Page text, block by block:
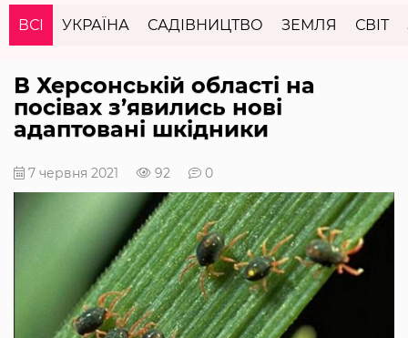
ВСІ УКРАЇНА САДІВНИЦТВО ЗЕМЛЯ СВІТ
В Херсонській області на
посівах з’явились нові
адаптовані шкідники
7 червня 2021 92 0